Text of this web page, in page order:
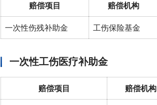
赔偿项目 赔偿机构
一次性伤残补助金 工伤保险基金
一次性工伤医疗补助金
赔偿项目 赔偿机构